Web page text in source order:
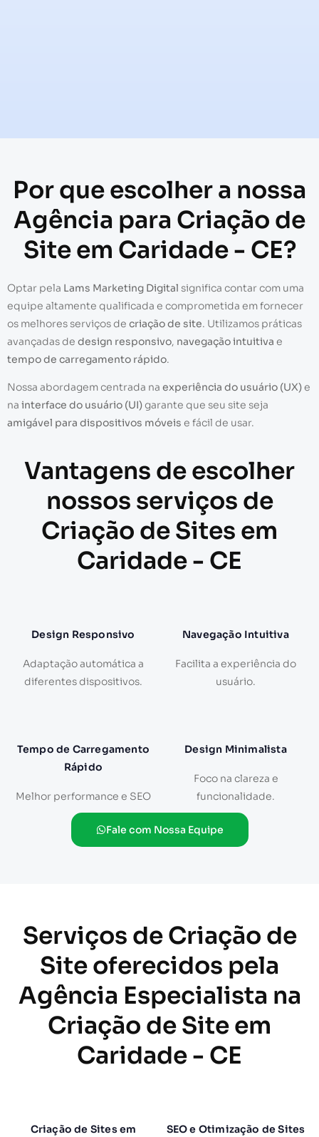
Por que escolher a nossa
Agência para Criação de
Site em Caridade - CE?
Optar pela Lams Marketing Digital significa contar com uma
equipe altamente qualificada e comprometida em fornecer
os melhores serviços de criação de site. Utilizamos práticas
avançadas de design responsivo, navegação intuitiva e
tempo de carregamento rápido.
Nossa abordagem centrada na experiência do usuário (UX)e
na interface do usuário (UI)garante que seu site seja
amigável para dispositivos móveis e fácil de usar.
Vantagens de escolher
nossos serviços de
Criação de Sites em
Caridade - CE
Design Responsivo
Adaptação automática a
diferentes dispositivos.
Navegação Intuitiva
Facilita a experiência do
usuário.
Tempo de Carregamento
Rápido
Melhor performance e SEO
Design Minimalista
Foco na clareza e
funcionalidade.
Fale com Nossa Equipe
Serviços de Criação de
Site oferecidos pela
Agência Especialista na
Criação de Site em
Caridade - CE
Criação de Sites em
SEO e Otimização de Sites